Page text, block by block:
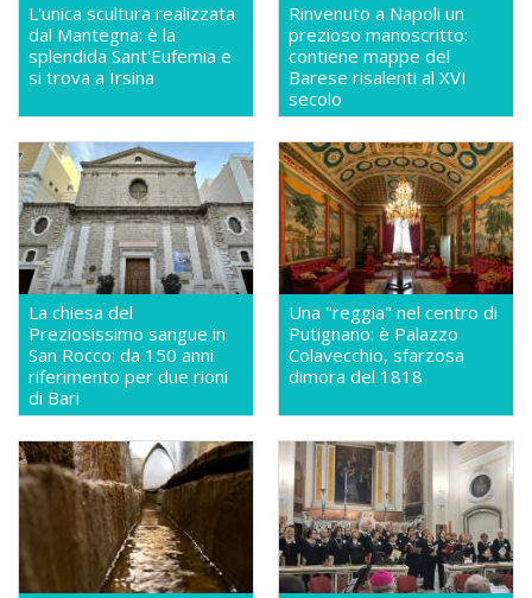
L'unica scultura realizzata
dal Mantegna: è la
splendida Sant'Eufemia e
si trova a Irsina
Rinvenuto a Napoli un
prezioso manoscritto:
contiene mappe del
Barese risalenti al XVI
secolo
La chiesa del
Preziosissimo sangue in
San Rocco: da 150 anni
riferimento per due rioni
di Bari
Una "reggia" nel centro di
Putignano: è Palazzo
Colavecchio, sfarzosa
dimora del 1818